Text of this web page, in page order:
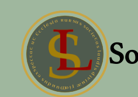
contenu